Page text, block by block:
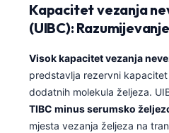
Kapacitet vezanja
(UIBC):
Visok kapacitet vezanja
predstavlja rezervni
dodatnih molekula željeza.
TIBC minus serumsko
mjesta vezanja željeza na